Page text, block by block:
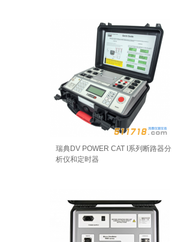
瑞典DV POWER CAT I系列断路器分
析仪和定时器